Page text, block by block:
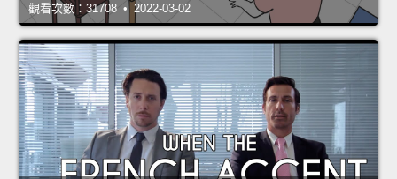
觀看次數：31708 • 2022-03-02